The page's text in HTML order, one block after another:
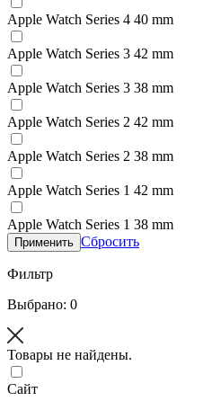
Apple Watch Series 4 40 mm
Apple Watch Series 3 42 mm
Apple Watch Series 3 38 mm
Apple Watch Series 2 42 mm
Apple Watch Series 2 38 mm
Apple Watch Series 1 42 mm
Apple Watch Series 1 38 mm
Применить Сбросить
Фильтр
Выбрано: 0
Товары не найдены.
Сайт